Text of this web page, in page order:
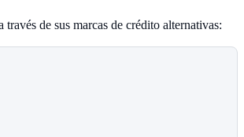
de sus marcas de crédito alternativas: